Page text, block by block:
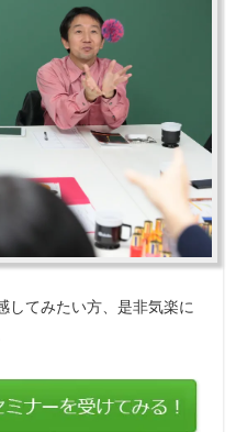
してみたい方、是非気楽に